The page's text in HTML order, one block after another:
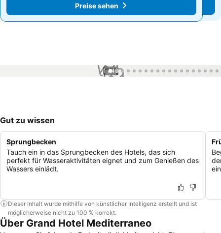
Preise sehen
Preise sehen
1 / 49
Gut zu wissen
Sprungbecken
Tauch ein in das Sprungbecken des Hotels, das sich
perfekt für Wasseraktivitäten eignet und zum Genießen des
Wassers einlädt.
Dieser Inhalt wurde mithilfe von künstlicher Intelligenz erstellt und ist
möglicherweise nicht zu 100 % korrekt.
Über Grand Hotel Mediterraneo